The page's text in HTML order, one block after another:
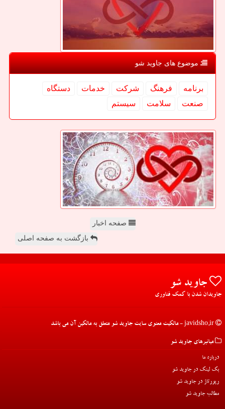
موضوع های جاوید شو
برنامه فرهنگ شركت خدمات
دستگاه
صنعت
سلامت سیستم
صفحه اخبار
بازگشت به صفحه اصلی
جاوید شو
جاویدان شدن با کمک فناوری
میانبرهای جاوید شو
درباره ما
بک لینک در جاوید شو
رپورتاژ در جاوید شو
مطالب جاوید شو